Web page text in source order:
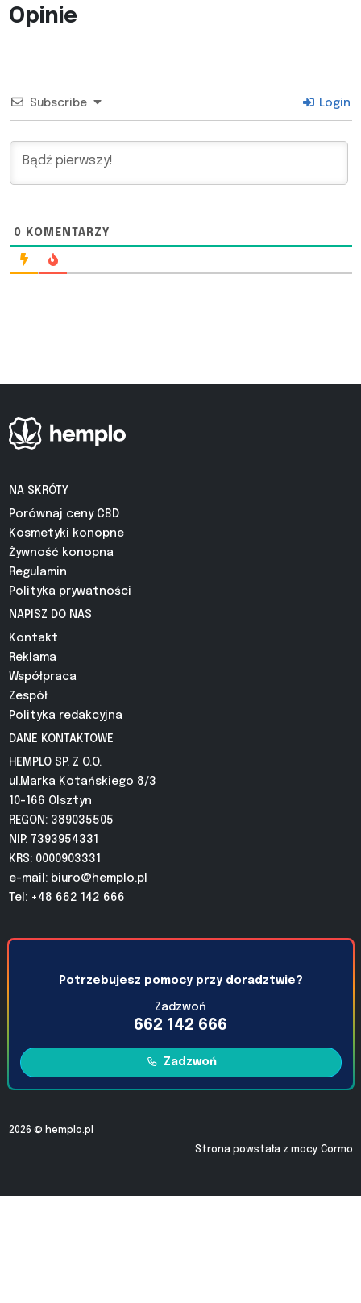
Opinie
Subscribe Login
0 KOMENTARZY
NA SKRÓTY
Porównaj ceny CBD
Kosmetyki konopne
Żywność konopna
Regulamin
Polityka prywatności
NAPISZ DO NAS
Kontakt
Reklama
Współpraca
Zespół
Polityka redakcyjna
DANE KONTAKTOWE
HEMPLO SP. Z O.O.
ul.Marka Kotańskiego 8/3
10-166 Olsztyn
REGON: 389035505
NIP: 7393954331
KRS: 0000903331
e-mail: biuro@hemplo.pl
Tel: +48 662 142 666
Potrzebujesz pomocy przy doradztwie?
Zadzwoń
662 142 666
Zadzwoń
2026 © hemplo.pl
Strona powstała z mocy Cormo